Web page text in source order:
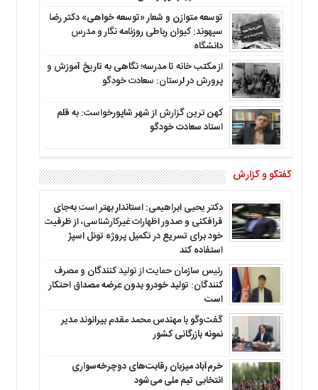
توسعه متوازن و شعار «توسعه خواهی» دکتر رضا
سپهوند: کیوان رباطی روزنامه نگار و مدرس
دانشگاه
از مکتب خانه تا مدرسه؛ نگاهی به تاریخ آموزش و
پرورش در لرستان: سعادت خودگو
کهن ترین گزارش از شهر شاپورخواست: به قلم
استاد سعادت خودگو
گفتگو و گزارش
دکتر یحیی ابراهیمی: استاندار بهتر است به‌جای
فرافکنی و صدور اظهارات غیرکارشناسی، از ظرفیت
خود برای تسریع در تکمیل پروژه تونل اسپژ
استفاده کند
رئیس سازمان حمایت از تولید کنندگان و مصرف
کنندگان: تولید خودرو بدون عرضه مصداق احتکار
است
گفت‌وگو با مهندس محمد مقدم بیرانوند مدیر
نمونه بازرگانی کشور
خرم‌آباد میزبان رقابت‌های دوچرخه‌سواری
انتخابی تیم ملی می‌شود